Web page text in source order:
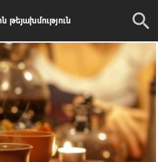
թեյախմություն